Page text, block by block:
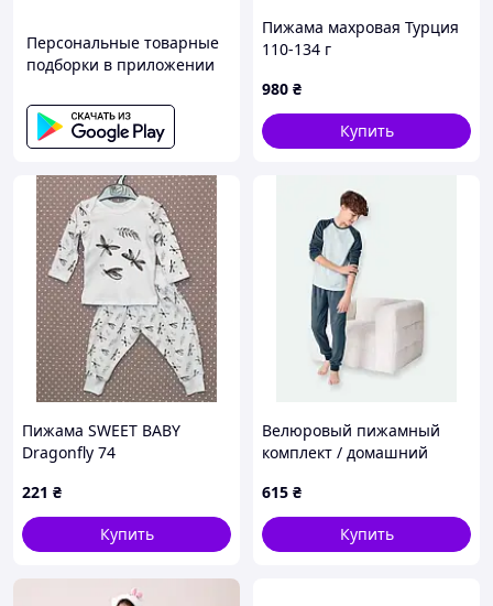
Персональные товарные
подборки в приложении
Пижама махровая Турция
110-134 г
980 ₴
Купить
Пижама SWEET BABY
Dragonfly 74
221 ₴
Купить
Велюровый пижамный
комплект / домашний
158-164 (12-14 лет), цвет
голубой
615 ₴
Купить